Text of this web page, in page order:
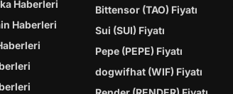
Haberleri
Haberleri
Bittensor (TAO) Fiyatı
Sui (SUI) Fiyatı
Pepe (PEPE) Fiyatı
dogwifhat (WIF) Fiyatı